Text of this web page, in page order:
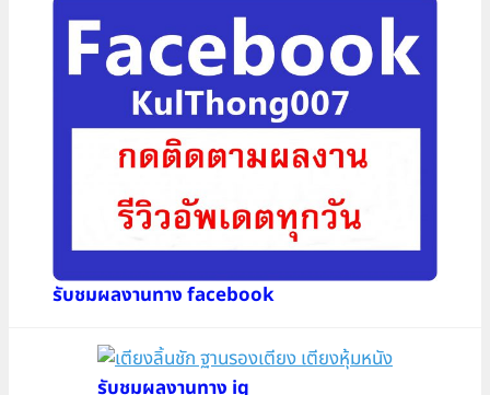
รับชมผลงานทาง facebook
รับชมผลงานทาง ig